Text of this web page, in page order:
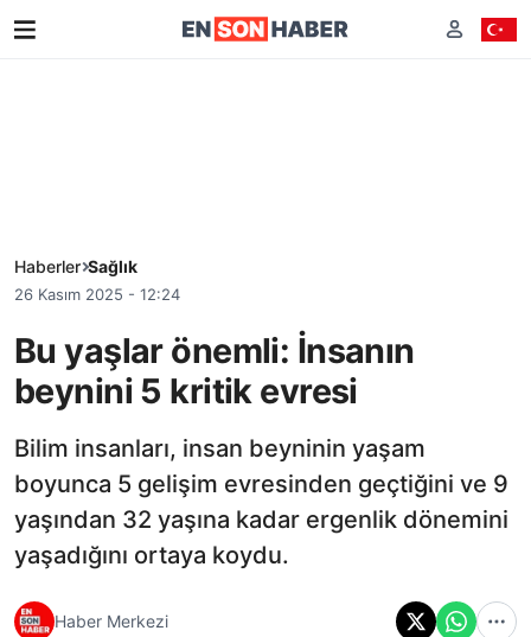
Haberler Sağlık
26 Kasım 2025 - 12:24
Bu yaşlar önemli: İnsanın
beynini 5 kritik evresi
Bilim insanları, insan beyninin yaşam
boyunca 5 gelişim evresinden geçtiğini ve 9
yaşından 32 yaşına kadar ergenlik dönemini
yaşadığını ortaya koydu.
Haber Merkezi